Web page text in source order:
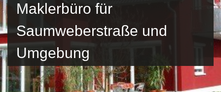
Maklerbüro für
Saumweberstraße und
Umgebung